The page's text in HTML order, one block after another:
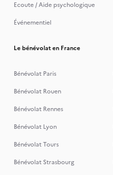
Ecoute / Aide psychologique
Événementiel
Le bénévolat en France
Bénévolat Paris
Bénévolat Rouen
Bénévolat Rennes
Bénévolat Lyon
Bénévolat Tours
Bénévolat Strasbourg